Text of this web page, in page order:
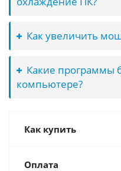
Как увеличить
Какие программы
компьютере?
Как купить
Оплата